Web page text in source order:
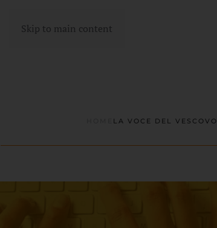
Skip to main content
LA VOCE DEL VESCOVO